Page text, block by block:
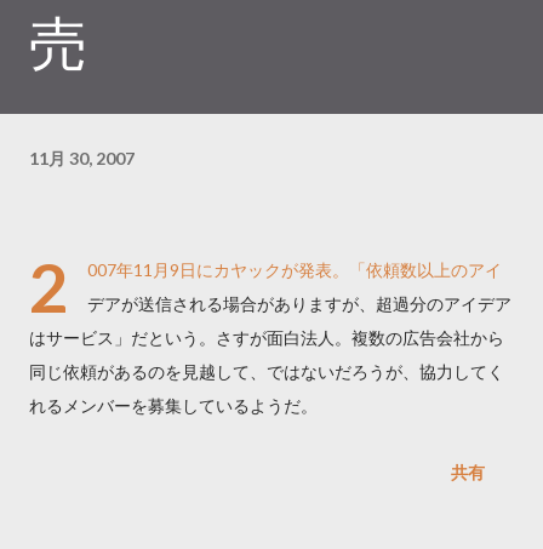
売
11月 30, 2007
2
007年11月9日にカヤックが発表。「依頼数以上のアイ
デアが送信される場合がありますが、超過分のアイデア
はサービス」だという。さすが面白法人。複数の広告会社から
同じ依頼があるのを見越して、ではないだろうが、協力してく
れるメンバーを募集しているようだ。
共有